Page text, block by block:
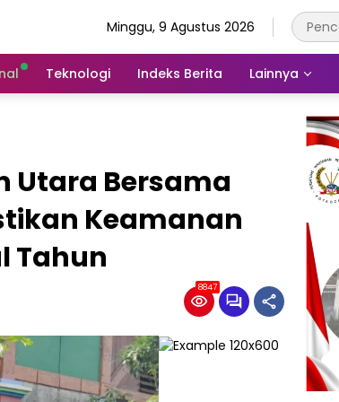
Minggu, 9 Agustus 2026
Teknologi Indeks Berita Lainnya
Utara Bersama
Keamanan
Tahun
8847